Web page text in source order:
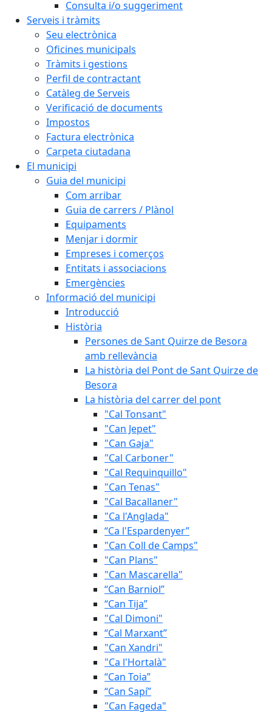
Consulta i/o suggeriment
Serveis i tràmits
Seu electrònica
Oficines municipals
Tràmits i gestions
Perfil de contractant
Catàleg de Serveis
Verificació de documents
Impostos
Factura electrònica
Carpeta ciutadana
El municipi
Guia del municipi
Com arribar
Guia de carrers / Plànol
Equipaments
Menjar i dormir
Empreses i comerços
Entitats i associacions
Emergències
Informació del municipi
Introducció
Història
Persones de Sant Quirze de Besora
amb rellevància
La història del Pont de Sant Quirze de
Besora
La història del carrer del pont
"Cal Tonsant"
"Can Jepet"
"Can Gaja"
"Cal Carboner"
"Cal Requinquillo"
"Can Tenas"
"Cal Bacallaner"
"Ca l'Anglada"
“Ca l'Espardenyer”
"Can Coll de Camps"
"Can Plans"
"Can Mascarella"
“Can Barniol”
“Can Tija”
"Cal Dimoni"
“Cal Marxant”
"Can Xandri"
"Ca l'Hortalà"
“Can Toia”
“Can Sapí”
"Can Fageda"